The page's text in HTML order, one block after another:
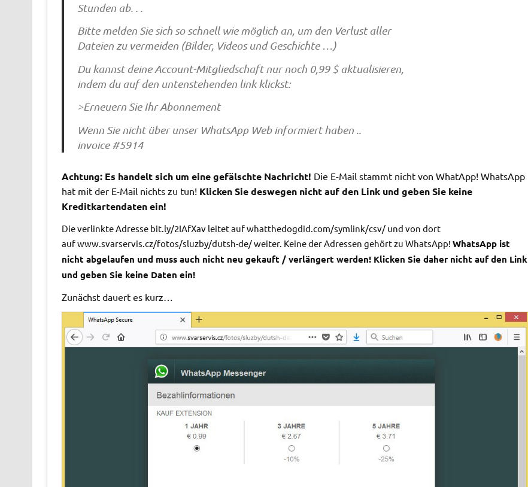
Stunden ab. . .
Bitte melden Sie sich so schnell wie möglich an, um den Verlust aller
Dateien zu vermeiden (Bilder, Videos und Geschichte …)
Du kannst deine Account-Mitgliedschaft nur noch 0,99 $ aktualisieren,
indem du auf den untenstehenden link klickst:
>Erneuern Sie Ihr Abonnement
Wenn Sie nicht über unser WhatsApp Web informiert haben ..
invoice #5914
Achtung: Es handelt sich um eine gefälschte Nachricht! Die E-Mail stammt nicht von WhatApp! WhatsApp
hat mit der E-Mail nichts zu tun! Klicken Sie deswegen nicht auf den Link und geben Sie keine
Kreditkartendaten ein!
Die verlinkte Adresse bit.ly/2IAfXav leitet auf whatthedogdid.com/symlink/csv/ und von dort
auf www.svarservis.cz/fotos/sluzby/dutsh-de/ weiter. Keine der Adressen gehört zu WhatsApp! WhatsApp ist
nicht abgelaufen und muss auch nicht neu gekauft / verlängert werden! Klicken Sie daher nicht auf den Link
und geben Sie keine Daten ein!
Zunächst dauert es kurz…